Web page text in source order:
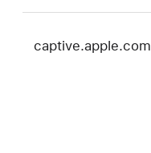
captive.apple.com